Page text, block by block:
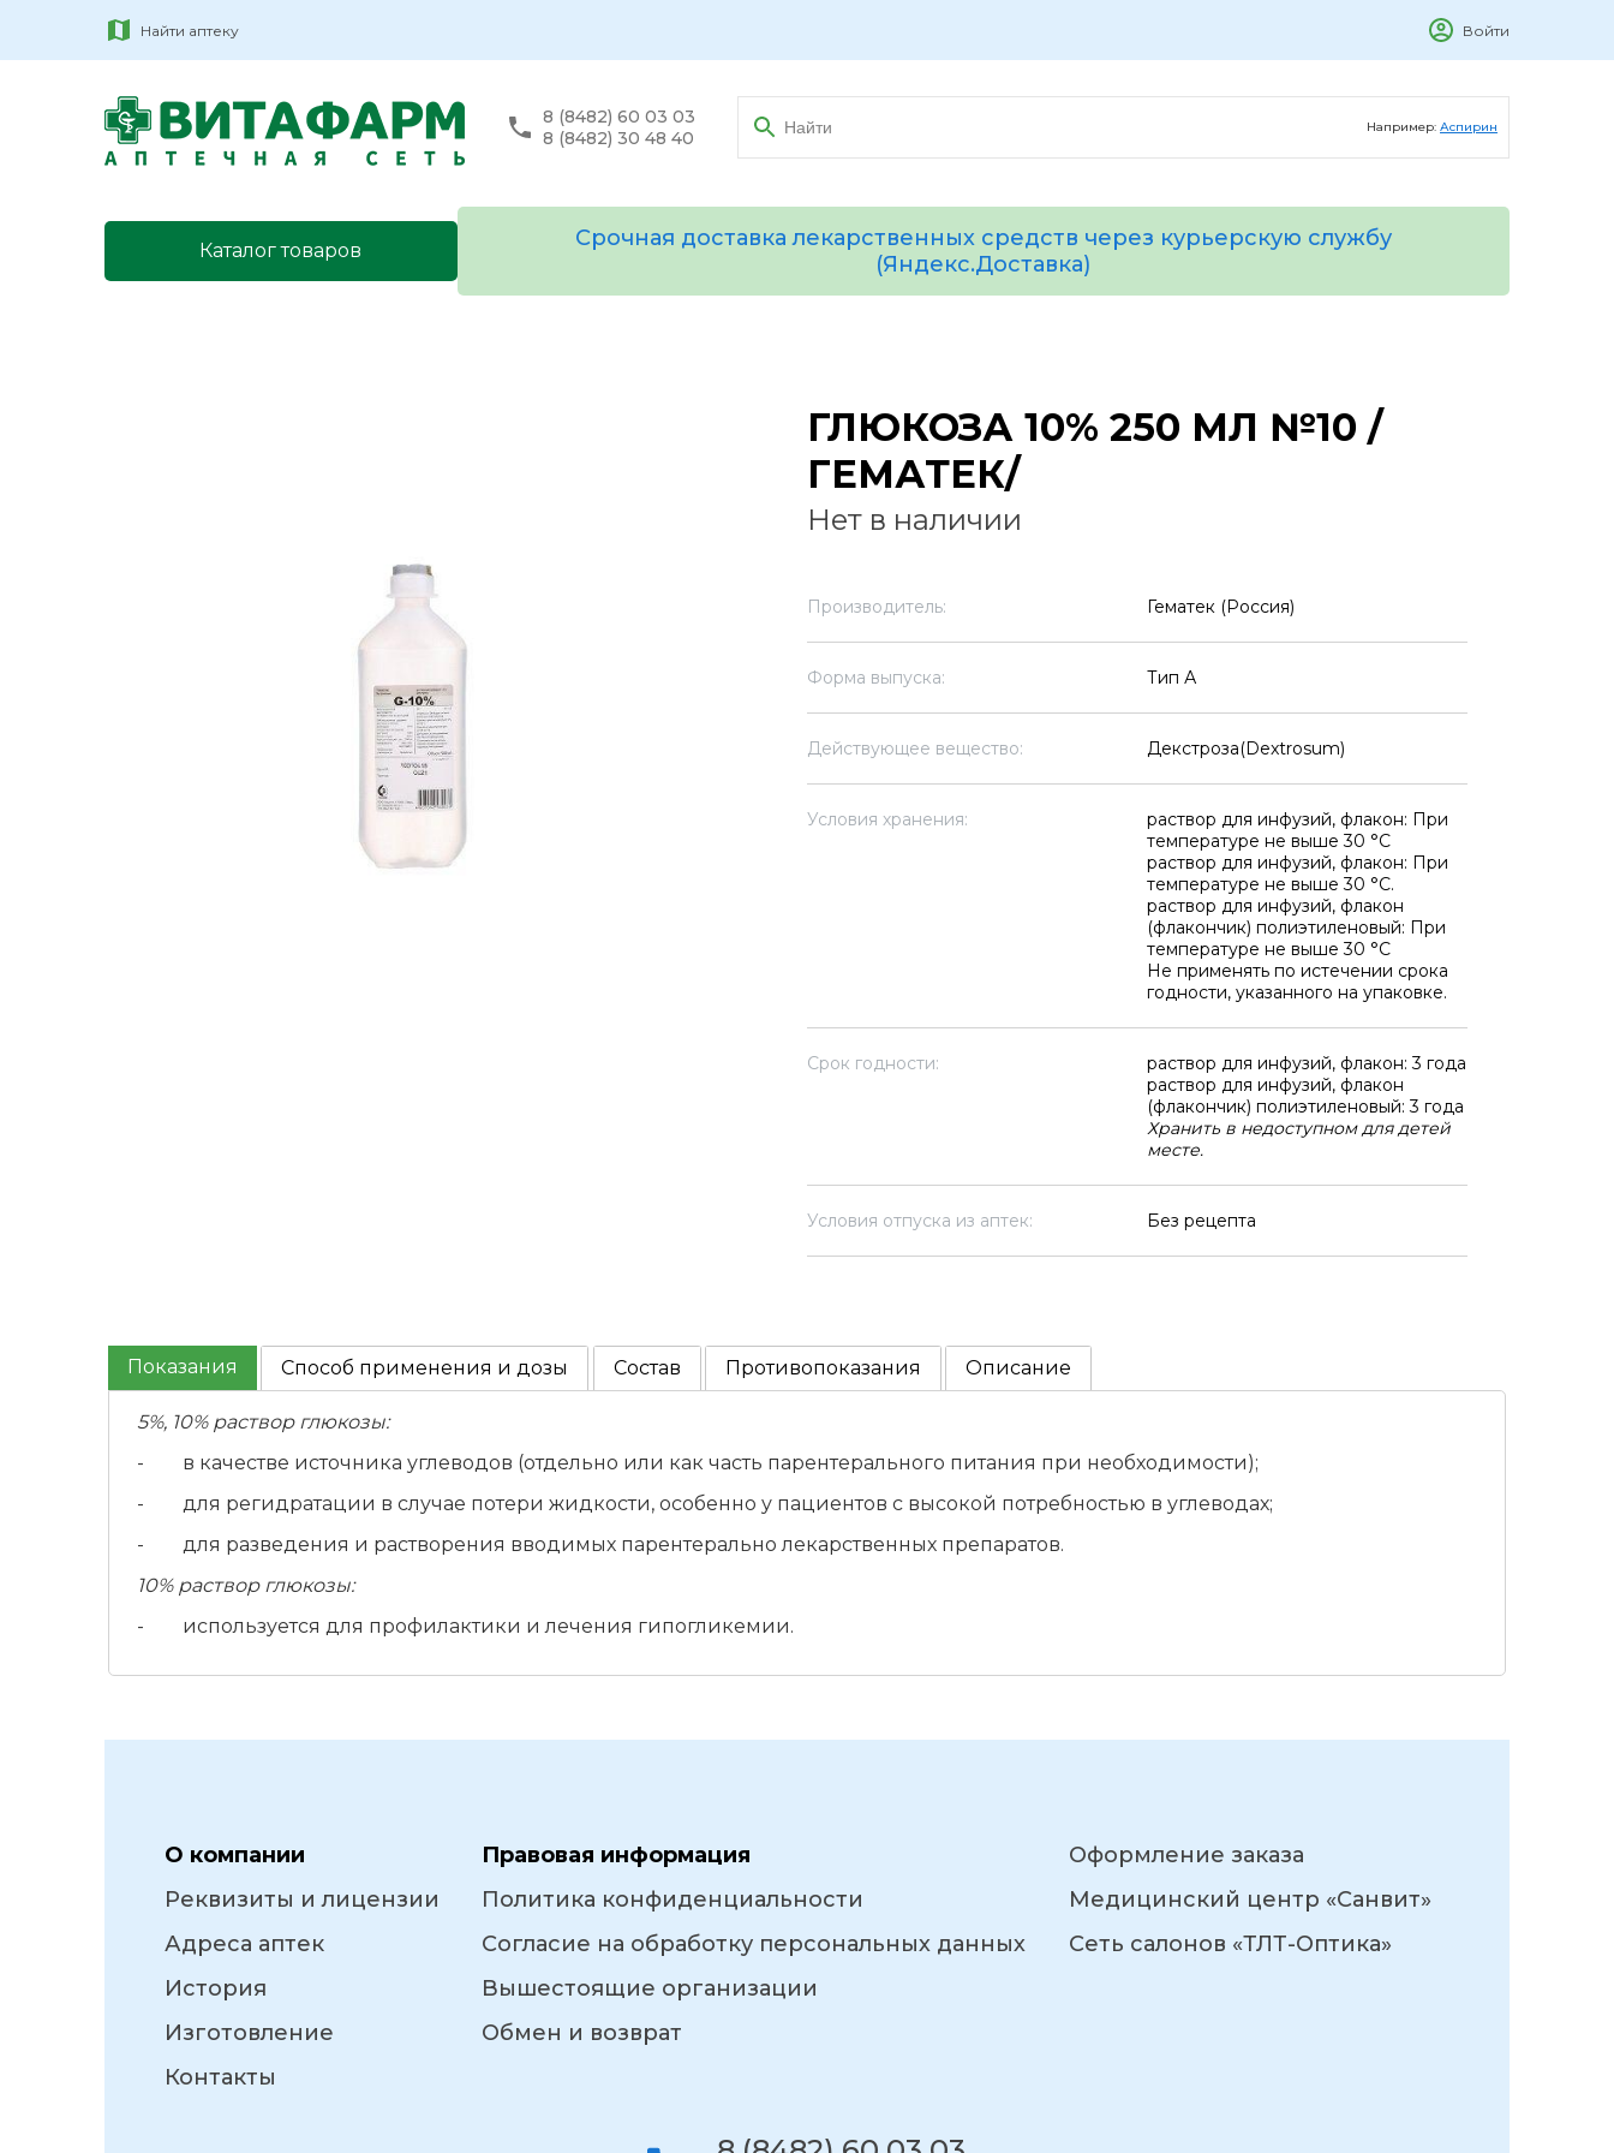
Найти аптеку Войти
8 (8482) 60 03 03
8 (8482) 30 48 40
Например: Аспирин
Каталог товаров
Срочная доставка лекарственных средств через курьерскую службу
(Яндекс.Доставка)
ГЛЮКОЗА 10% 250 МЛ №10 /
ГЕМАТЕК/
Нет в наличии
Производитель: Гематек (Россия)
Форма выпуска: Тип А
Действующее вещество: Декстроза(Dextrosum)
Условия хранения:
раствор для инфузий, флакон: При
температуре не выше 30 °C
раствор для инфузий, флакон: При
температуре не выше 30 °C.
раствор для инфузий, флакон
(флакончик) полиэтиленовый: При
температуре не выше 30 °C
Не применять по истечении срока
годности, указанного на упаковке.
Срок годности:
раствор для инфузий, флакон: 3 года
раствор для инфузий, флакон
(флакончик) полиэтиленовый: 3 года
Хранить в недоступном для детей
месте.
Условия отпуска из аптек: Без рецепта
Показания Способ применения и дозы Состав Противопоказания Описание
5%, 10% раствор глюкозы:
- в качестве источника углеводов (отдельно или как часть парентерального питания при необходимости);
- для регидратации в случае потери жидкости, особенно у пациентов с высокой потребностью в углеводах;
- для разведения и растворения вводимых парентерально лекарственных препаратов.
10% раствор глюкозы:
- используется для профилактики и лечения гипогликемии.
О компании
Реквизиты и лицензии
Адреса аптек
История
Изготовление
Контакты
Правовая информация
Политика конфиденциальности
Согласие на обработку персональных данных
Вышестоящие организации
Обмен и возврат
Оформление заказа
Медицинский центр «Санвит»
Сеть салонов «ТЛТ-Оптика»